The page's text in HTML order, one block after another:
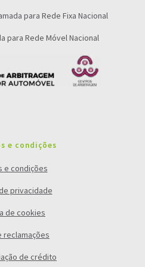
para Rede Fixa Nacional
para Rede Móvel Nacional
e condições
e condições
privacidade
de cookies
reclamações
de crédito